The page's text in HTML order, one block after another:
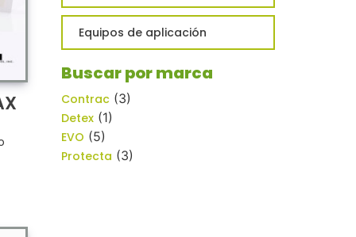
Equipos de aplicación
Buscar por marca
Contrac (3)
Detex (1)
EVO (5)
Protecta (3)